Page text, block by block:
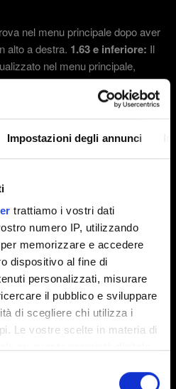
Impostazioni degli annunci
trattiamo i vostri dati
numero IP, utilizzando
memorizzare e accedere
dispositivo al fine di
personalizzati, misurare
il pubblico e sviluppare
di scegliere chi utilizza i
Le vostre scelte in materia di
consenso in qualsiasi
nel menu principale dopo aver
alto a destra. 1.63 e inferiore: Il
nel menu principale,
2.3
1.63
0/20